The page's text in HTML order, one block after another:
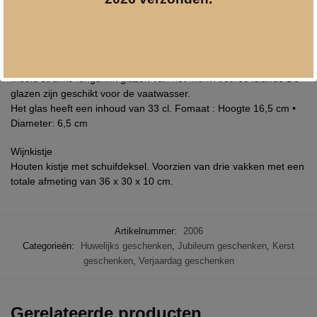
Mooie strakke longdrink glazen van het merk Arcoroc Islande De
glazen zijn geschikt voor de vaatwasser.
Het glas heeft een inhoud van 33 cl. Fomaat : Hoogte 16,5 cm •
Diameter: 6,5 cm
Wijnkistje
Houten kistje met schuifdeksel. Voorzien van drie vakken met een
totale afmeting van 36 x 30 x 10 cm.
Artikelnummer:
2006
Categorieën:
Huwelijks geschenken, Jubileum geschenken, Kerst
geschenken, Verjaardag geschenken
Gerelateerde producten